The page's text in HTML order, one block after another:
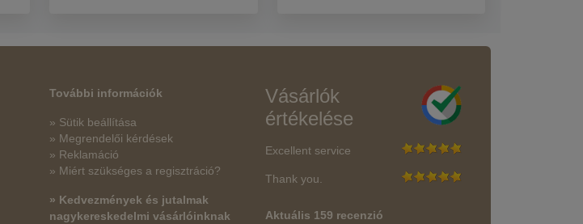
További információk
» Sütik beállítása
» Megrendelői kérdések
» Reklamáció
» Miért szükséges a regisztráció?
» Kedvezmények és jutalmak
nagykereskedelmi vásárlóinknak
Vásárlók
értékelése
Excellent service
Thank you.
Aktuális 159 recenzió